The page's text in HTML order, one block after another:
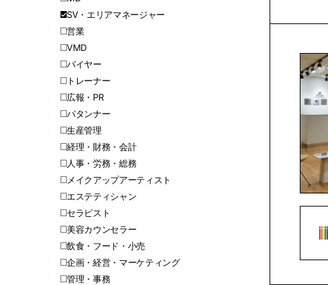
SV・エリアマネージャー
営業
VMD
バイヤー
トレーナー
広報・PR
パタンナー
生産管理
経理・財務・会計
人事・労務・総務
メイクアップアーティスト
エステティシャン
セラピスト
美容カウンセラー
飲食・フード・小売
企画・経営・マーケティング
管理・事務